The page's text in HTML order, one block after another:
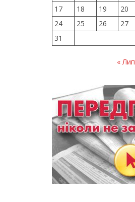
17
18 19 20
24
25 26 27
31
« Лип